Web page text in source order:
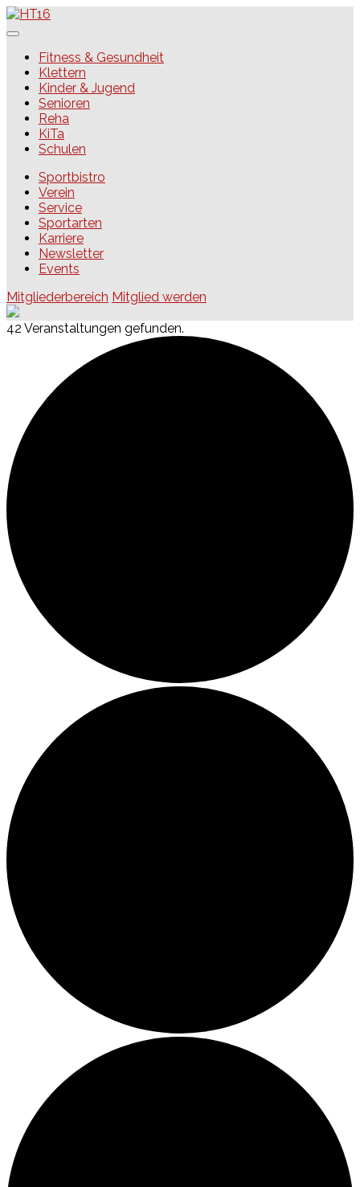
Skip
to
HT16Fitness & Gesundheit
Klettern
Kinder & Jugend
Senioren
Reha
KiTa
Schulen
Sportbistro
Verein
Service
Sportarten
Karriere
Newsletter
Events
Mitgliederbereich Mitglied werden
42 Veranstaltungen gefunden.